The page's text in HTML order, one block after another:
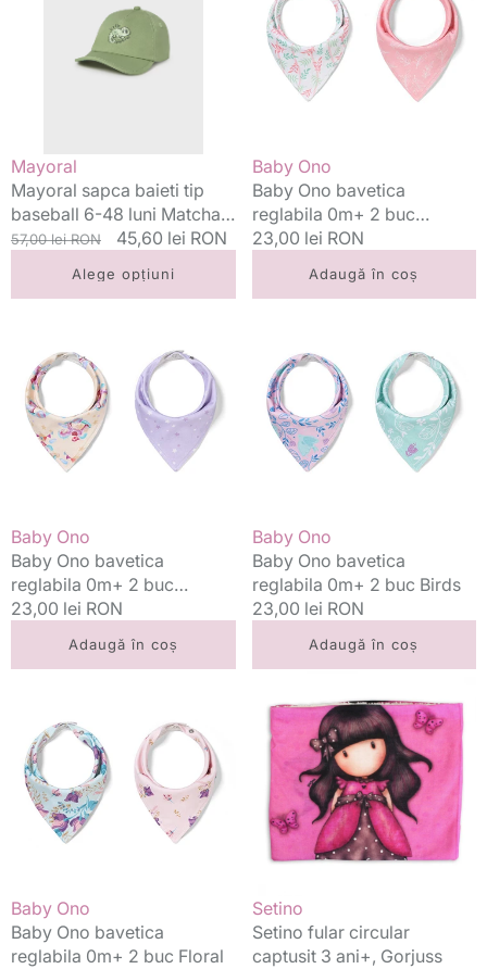
cu
cameleon
Vânzător:
Mayoral
Mayoral sapca baieti tip
baseball 6-48 luni Matcha
cu cameleon
Preț
57,00 lei RON
Preț
45,60 lei RON
Alege opțiuni
reglabila
0m+
Leaves
Vânzător:
Baby Ono
Baby Ono bavetica
reglabila 0m+ 2 buc
Leaves
Preț
23,00 lei RON
Adaugă în coș
bavetica
reglabila
0m+
Horses
Vânzător:
Baby Ono
Baby Ono bavetica
reglabila 0m+ 2 buc
Horses
Preț
23,00 lei RON
Adaugă în coș
bavetica
reglabila
0m+
Vânzător:
Baby Ono
Baby Ono bavetica
reglabila 0m+ 2 buc Birds
Preț
23,00 lei RON
Adaugă în coș
bavetica
reglabila
0m+
Vânzător:
Baby Ono
Baby Ono bavetica
reglabila 0m+ 2 buc Floral
fular
circular
captusit
ani+,
Gorjuss
Vânzător:
Setino
Setino fular circular
captusit 3 ani+, Gorjuss